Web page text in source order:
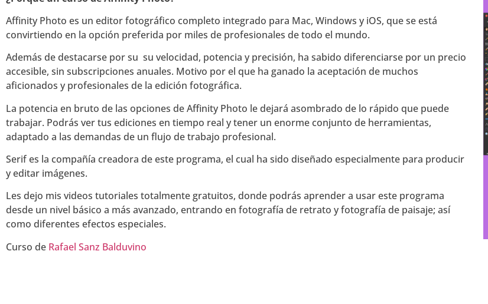
Affinity Photo es un editor fotográfico completo integrado para Mac, Windows y iOS, que se está
convirtiendo en la opción preferida por miles de profesionales de todo el mundo.
Además de destacarse por su su velocidad, potencia y precisión, ha sabido diferenciarse por un precio
accesible, sin subscripciones anuales. Motivo por el que ha ganado la aceptación de muchos
aficionados y profesionales de la edición fotográfica.
La potencia en bruto de las opciones de Affinity Photo le dejará asombrado de lo rápido que puede
trabajar. Podrás ver tus ediciones en tiempo real y tener un enorme conjunto de herramientas,
adaptado a las demandas de un flujo de trabajo profesional.
Serif es la compañía creadora de este programa, el cual ha sido diseñado especialmente para producir
y editar imágenes.
Les dejo mis videos tutoriales totalmente gratuitos, donde podrás aprender a usar este programa
desde un nivel básico a más avanzado, entrando en fotografía de retrato y fotografía de paisaje; así
como diferentes efectos especiales.
Curso de Rafael Sanz Balduvino